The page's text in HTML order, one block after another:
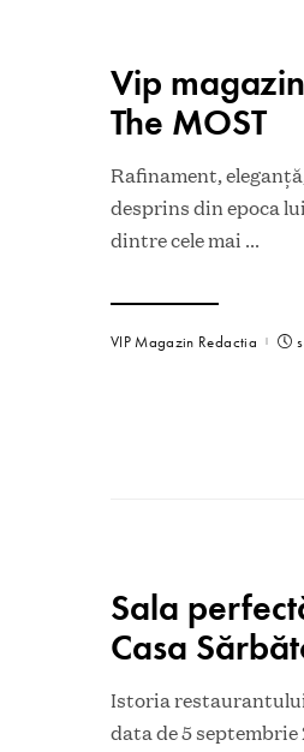
Vip
The MOST
Rafinament,
desprins din epoca
dintre cele mai ...
VIP Magazin Redactia
Sala
Casa
Istoria restaurantului
data de 5